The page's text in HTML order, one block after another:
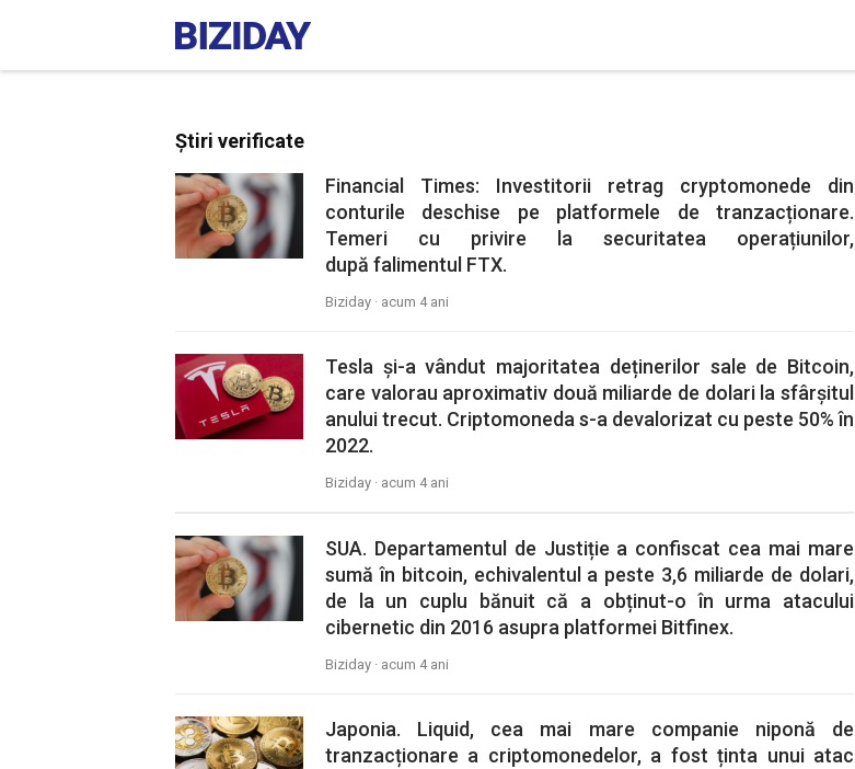
Știri verificate
Financial Times: Investitorii retrag cryptomonede din
conturile deschise pe platformele de tranzacționare.
Temeri cu privire la securitatea operațiunilor,
după falimentul FTX.
Biziday · acum 4 ani
Tesla și-a vândut majoritatea deținerilor sale de Bitcoin,
care valorau aproximativ două miliarde de dolari la sfârșitul
anului trecut. Criptomoneda s-a devalorizat cu peste 50% în
2022.
Biziday · acum 4 ani
SUA. Departamentul de Justiție a confiscat cea mai mare
sumă în bitcoin, echivalentul a peste 3,6 miliarde de dolari,
de la un cuplu bănuit că a obținut-o în urma atacului
cibernetic din 2016 asupra platformei Bitfinex.
Biziday · acum 4 ani
Japonia. Liquid, cea mai mare companie niponă de
tranzacționare a criptomonedelor, a fost ținta unui atac